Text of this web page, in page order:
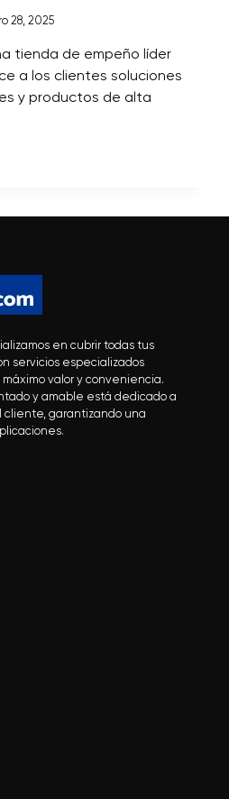
28, 2025
tienda de empeño líder
a los clientes soluciones
y productos de alta
en cubrir todas tus
servicios especializados
valor y conveniencia.
y amable está dedicado a
cliente, garantizando una